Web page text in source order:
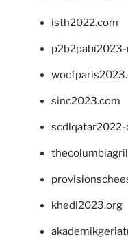
isth2022.com
sinc2023.com
scdlqatar2022-
khedi2023.org